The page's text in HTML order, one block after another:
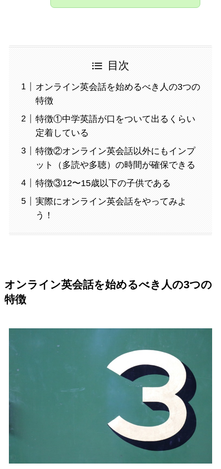
目次
オンライン英会話を始めるべき人の3つの
特徴
特徴①中学英語が口をついて出るくらい
定着している
特徴②オンライン英会話以外にもインプ
ット（多読や多聴）の時間が確保できる
特徴③12〜15歳以下の子供である
実際にオンライン英会話をやってみよ
う！
オンライン英会話を始めるべき人の3つの
特徴